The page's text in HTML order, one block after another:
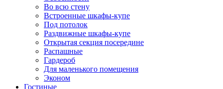
Во всю стену
Встроенные шкафы-купе
Под потолок
Раздвижные шкафы-купе
Открытая секция посередине
Распашные
Гардероб
Для маленького помещения
Эконом
Гостиные